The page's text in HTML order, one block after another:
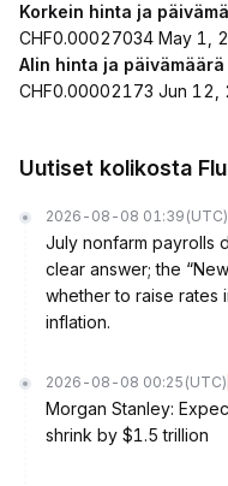
Korkein hinta ja
CHF0.00027034 May 1,
Alin hinta ja päivämäärä
CHF0.00002173 Jun 12,
Uutiset kolikosta
2026-08-08 01:39 (UTC)
July nonfarm payrolls
clear answer; the
whether to raise rates
inflation.
2026-08-08 00:25 (UTC)
Morgan Stanley:
shrink by $1.5 trillion